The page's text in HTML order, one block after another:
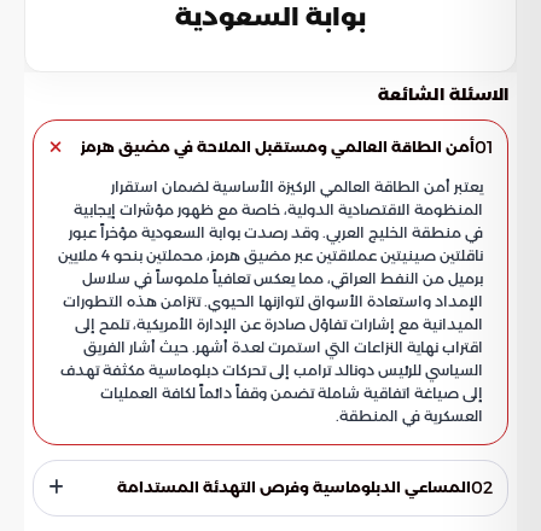
بوابة السعودية
الاسئلة الشائعة
01أمن الطاقة العالمي ومستقبل الملاحة في مضيق هرمز
يعتبر أمن الطاقة العالمي الركيزة الأساسية لضمان استقرار
المنظومة الاقتصادية الدولية، خاصة مع ظهور مؤشرات إيجابية
في منطقة الخليج العربي. وقد رصدت بوابة السعودية مؤخراً عبور
ناقلتين صينيتين عملاقتين عبر مضيق هرمز، محملتين بنحو 4 ملايين
برميل من النفط العراقي، مما يعكس تعافياً ملموساً في سلاسل
الإمداد واستعادة الأسواق لتوازنها الحيوي. تتزامن هذه التطورات
الميدانية مع إشارات تفاؤل صادرة عن الإدارة الأمريكية، تلمح إلى
اقتراب نهاية النزاعات التي استمرت لعدة أشهر. حيث أشار الفريق
السياسي للرئيس دونالد ترامب إلى تحركات دبلوماسية مكثفة تهدف
إلى صياغة اتفاقية شاملة تضمن وقفاً دائماً لكافة العمليات
العسكرية في المنطقة.
02المساعي الدبلوماسية وفرص التهدئة المستدامة